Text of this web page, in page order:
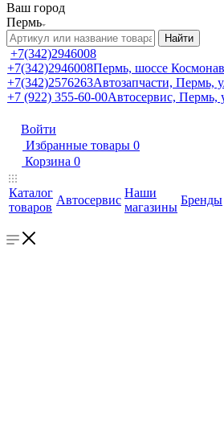
Ваш город
Пермь
Найти
+7(342)2946008
+7(342)2946008Пермь, шоссе
+7(342)2576263Автозапчасти, Пермь,
+7 (922) 355-60-00Автосервис, Пермь,
Войти
Избранные товары 0
Корзина 0
Каталог
товаров
Автосервис
Наши
магазины
Бренды